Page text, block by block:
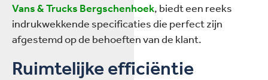
Vans & Trucks Bergschenhoek, biedt een reeks
indrukwekkende specificaties die perfect zijn
afgestemd op de behoeften van de klant.
Ruimtelijke efficiëntie